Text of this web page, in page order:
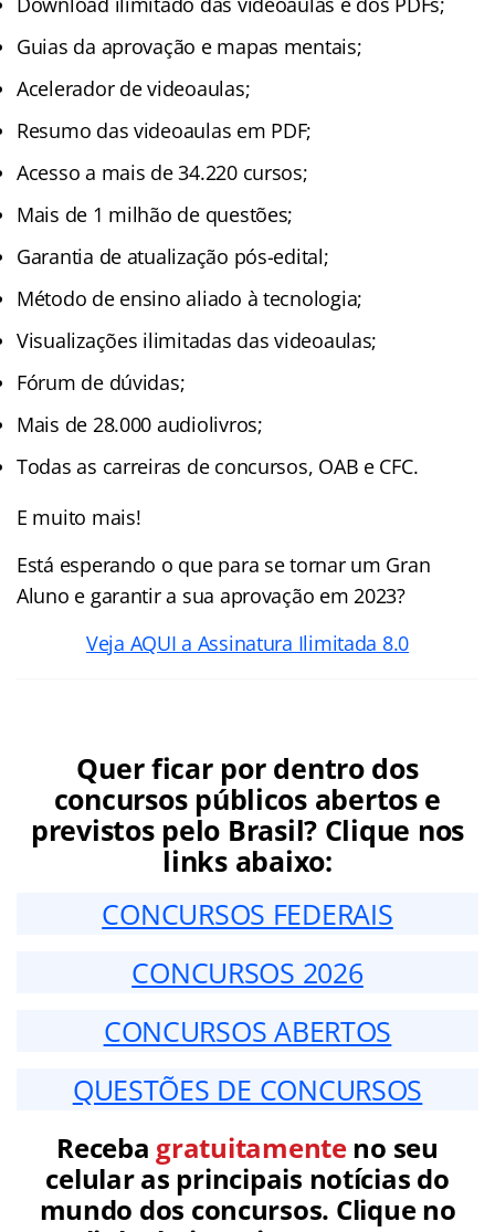
Guias da aprovação e mapas mentais;
Acelerador de videoaulas;
Resumo das videoaulas em PDF;
Acesso a mais de 34.220 cursos;
Mais de 1 milhão de questões;
Garantia de atualização pós-edital;
Método de ensino aliado à tecnologia;
Visualizações ilimitadas das videoaulas;
Fórum de dúvidas;
Mais de 28.000 audiolivros;
Todas as carreiras de concursos, OAB e CFC.
E muito mais!
Está esperando o que para se tornar um Gran
Aluno e garantir a sua aprovação em 2023?
Veja AQUI a Assinatura Ilimitada 8.0
Quer ficar por dentro dos
concursos públicos abertos e
previstos pelo Brasil? Clique nos
links abaixo:
CONCURSOS FEDERAIS
CONCURSOS 2026
CONCURSOS ABERTOS
QUESTÕES DE CONCURSOS
Receba gratuitamenteno seu
celular as principais notícias do
mundo dos concursos. Clique no